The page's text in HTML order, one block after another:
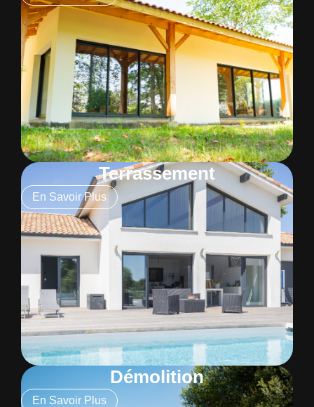
Terrassement
En Savoir Plus
Démolition
En Savoir Plus